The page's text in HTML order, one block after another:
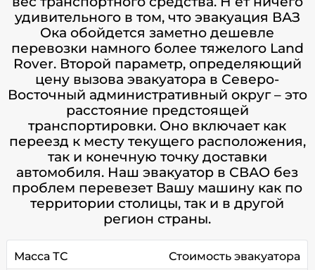
удивительного в том, что эвакуация ВАЗ
Ока обойдется заметно дешевле
перевозки намного более тяжелого Land
Rover. Второй параметр, определяющий
цену вызова эвакуатора в Северо-
Восточный административный округ – это
расстояние предстоящей
транспортировки. Оно включает как
переезд к месту текущего расположения,
так и конечную точку доставки
автомобиля. Наш эвакуатор в СВАО без
проблем перевезет Вашу машину как по
территории столицы, так и в другой
регион страны.
Масса ТС Стоимость эвакуатора